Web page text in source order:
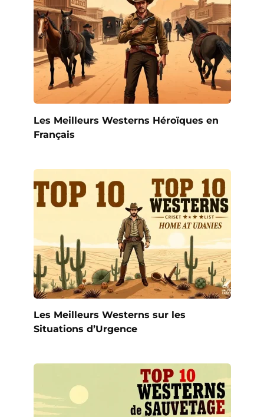
Les Meilleurs Westerns Héroïques en
Français
Les Meilleurs Westerns sur les
Situations d’Urgence